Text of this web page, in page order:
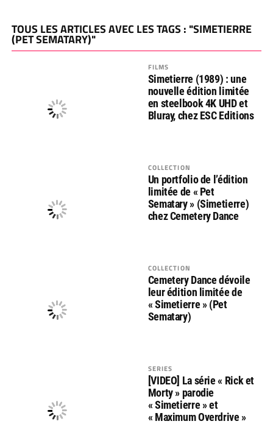
TOUS LES ARTICLES AVEC LES TAGS : "SIMETIERRE
(PET SEMATARY)"
FILMS
Simetierre (1989) : une
nouvelle édition limitée
en steelbook 4K UHD et
Bluray, chez ESC Editions
COLLECTION
Un portfolio de l’édition
limitée de « Pet
Sematary » (Simetierre)
chez Cemetery Dance
COLLECTION
Cemetery Dance dévoile
leur édition limitée de
« Simetierre » (Pet
Sematary)
SERIES
[VIDEO] La série « Rick et
Morty » parodie
« Simetierre » et
« Maximum Overdrive »